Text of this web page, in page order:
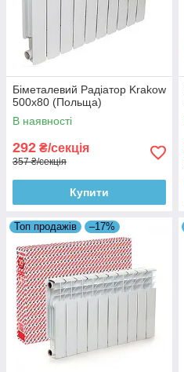
Біметалевий Радіатор Krakow
500x80 (Польща)
В наявності
292 ₴/секція
357 ₴/секція
Купити
Топ продажів –17%